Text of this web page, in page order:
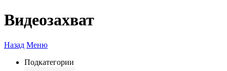
Видеозахват
Назад Меню
Подкатегории